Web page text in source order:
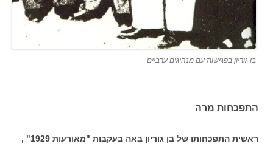
בן גוריון בפגישות עם מנהיגים ערביים
התפכחות מרה
ראשית התפכחותו של בן גוריון באה בעקבות "מאורעות 1929" ,